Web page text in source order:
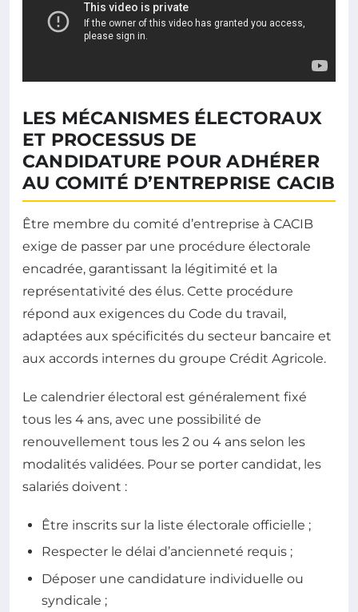
LES MÉCANISMES ÉLECTORAUX
ET PROCESSUS DE
CANDIDATURE POUR ADHÉRER
AU COMITÉ D’ENTREPRISE CACIB
Être membre du comité d’entreprise à CACIB
exige de passer par une procédure électorale
encadrée, garantissant la légitimité et la
représentativité des élus. Cette procédure
répond aux exigences du Code du travail,
adaptées aux spécificités du secteur bancaire et
aux accords internes du groupe Crédit Agricole.
Le calendrier électoral est généralement fixé
tous les 4 ans, avec une possibilité de
renouvellement tous les 2 ou 4 ans selon les
modalités validées. Pour se porter candidat, les
salariés doivent :
Être inscrits sur la liste électorale officielle ;
Respecter le délai d’ancienneté requis ;
Déposer une candidature individuelle ou
syndicale ;